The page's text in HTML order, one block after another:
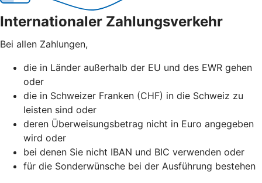
Internationaler Zahlungsverkehr
Bei allen Zahlungen,
die in Länder außerhalb der EU und des EWR gehen
oder
die in Schweizer Franken (CHF) in die Schweiz zu
leisten sind oder
deren Überweisungsbetrag nicht in Euro angegeben
wird oder
bei denen Sie nicht IBAN und BIC verwenden oder
für die Sonderwünsche bei der Ausführung bestehen